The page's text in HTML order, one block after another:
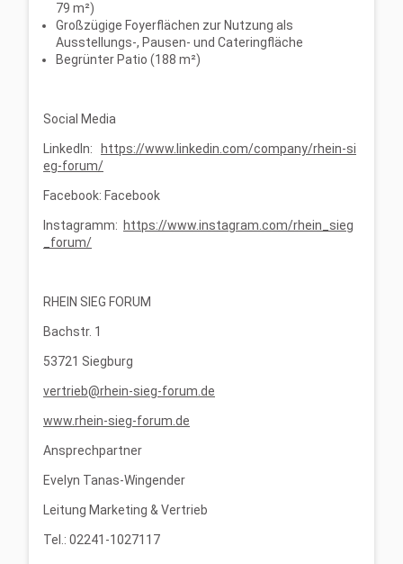
79 m²)
Großzügige Foyerflächen zur Nutzung als
Ausstellungs-, Pausen- und Cateringfläche
Begrünter Patio (188 m²)
Social Media
LinkedIn:
https://www.linkedin.com/company/rhein-si
eg-forum/
Facebook: Facebook
Instagramm: https://www.instagram.com/rhein_sieg
_forum/
RHEIN SIEG FORUM
Bachstr. 1
53721 Siegburg
vertrieb@rhein-sieg-forum.de
www.rhein-sieg-forum.de
Ansprechpartner
Evelyn Tanas-Wingender
Leitung Marketing & Vertrieb
Tel.: 02241-1027117